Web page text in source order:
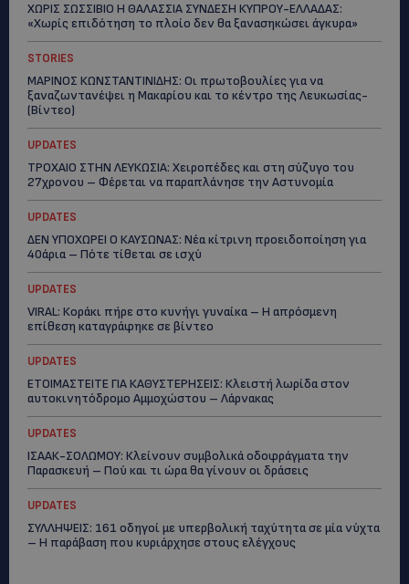
ΧΩΡΙΣ ΣΩΣΣΙΒΙΟ Η ΘΑΛΑΣΣΙΑ ΣΥΝΔΕΣΗ ΚΥΠΡΟΥ-ΕΛΛΑΔΑΣ:
«Χωρίς επιδότηση το πλοίο δεν θα ξανασηκώσει άγκυρα»
STORIES
ΜΑΡΙΝΟΣ ΚΩΝΣΤΑΝΤΙΝΙΔΗΣ: Οι πρωτοβουλίες για να
ξαναζωντανέψει η Μακαρίου και το κέντρο της Λευκωσίας-
(Βίντεο)
UPDATES
ΤΡΟΧΑΙΟ ΣΤΗΝ ΛΕΥΚΩΣΙΑ: Χειροπέδες και στη σύζυγο του
27χρονου – Φέρεται να παραπλάνησε την Αστυνομία
UPDATES
ΔΕΝ ΥΠΟΧΩΡΕΙ Ο ΚΑΥΣΩΝΑΣ: Νέα κίτρινη προειδοποίηση για
40άρια – Πότε τίθεται σε ισχύ
UPDATES
VIRAL: Κοράκι πήρε στο κυνήγι γυναίκα – Η απρόσμενη
επίθεση καταγράφηκε σε βίντεο
UPDATES
ΕΤΟΙΜΑΣΤΕΙΤΕ ΓΙΑ ΚΑΘΥΣΤΕΡΗΣΕΙΣ: Κλειστή λωρίδα στον
αυτοκινητόδρομο Αμμοχώστου – Λάρνακας
UPDATES
ΙΣΑΑΚ-ΣΟΛΩΜΟΥ: Κλείνουν συμβολικά οδοφράγματα την
Παρασκευή – Πού και τι ώρα θα γίνουν οι δράσεις
UPDATES
ΣΥΛΛΗΨΕΙΣ: 161 οδηγοί με υπερβολική ταχύτητα σε μία νύχτα
– Η παράβαση που κυριάρχησε στους ελέγχους